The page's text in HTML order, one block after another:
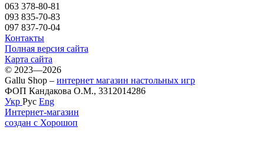
063 378-80-81
093 835-70-83
097 837-70-04
Контакты
Полная версия сайта
Карта сайта
© 2023—2026
Gallu Shop – интернет магазин настольных игр
ФОП Кандакова О.М., 3312014286
Укр Рус Eng
Интернет-магазин
создан с Хорошоп